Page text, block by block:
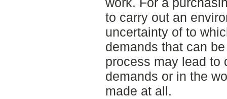
to carry out an
uncertainty of to
demands that can
process may lead to
demands or in the
made at all.